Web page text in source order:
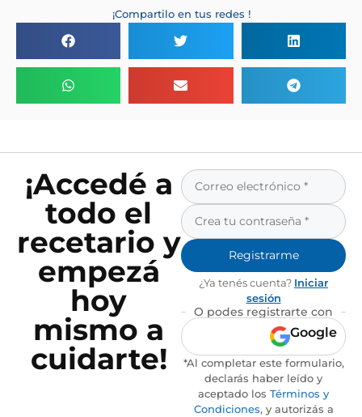
¡Compartilo en tus redes !
¡Accedé a
todo el
recetario y
empezá
hoy
mismo a
cuidarte!
Registrarme
¿Ya tenés cuenta? Iniciar
sesión
O podes registrarte con
Google
*Al completar este formulario,
declarás haber leído y
aceptado los Términos y
Condiciones, y autorizás a